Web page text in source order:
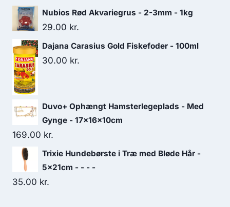
Nubios Rød Akvariegrus - 2-3mm - 1kg
29.00 kr.
Dajana Carasius Gold Fiskefoder - 100ml
30.00 kr.
Duvo+ Ophængt Hamsterlegeplads - Med
Gynge - 17x16x10cm
169.00 kr.
Trixie Hundebørste i Træ med Bløde Hår -
5x21cm - - - -
35.00 kr.